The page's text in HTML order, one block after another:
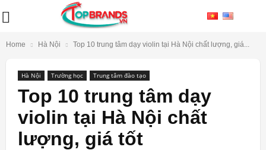
Home Hà Nội Top 10 trung tâm dạy violin tại Hà Nội chất lượng, giá...
Hà Nội Trường học Trung tâm đào tạo
Top 10 trung tâm dạy
violin tại Hà Nội chất
lượng, giá tốt